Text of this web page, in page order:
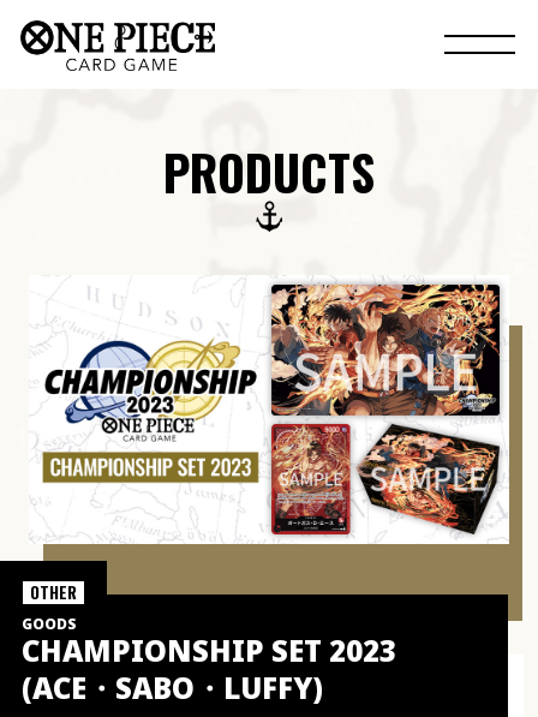
PRODUCTS
GOODS
CHAMPIONSHIP SET 2023
(ACE・SABO・LUFFY)
OTHER